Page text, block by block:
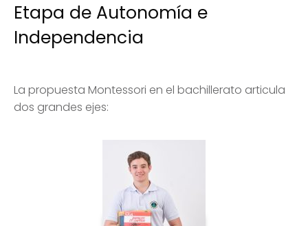
Etapa de Autonomía e
Independencia
La propuesta Montessori en el bachillerato articula
dos grandes ejes: